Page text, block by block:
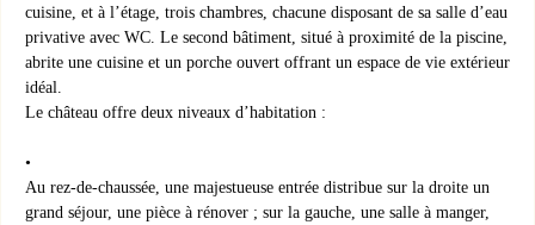
cuisine, et à l’étage, trois chambres, chacune disposant de sa salle d’eau
privative avec WC. Le second bâtiment, situé à proximité de la piscine,
abrite une cuisine et un porche ouvert offrant un espace de vie extérieur
idéal.
Le château offre deux niveaux d’habitation :
Au rez-de-chaussée, une majestueuse entrée distribue sur la droite un
grand séjour, une pièce à rénover ; sur la gauche, une salle à manger,